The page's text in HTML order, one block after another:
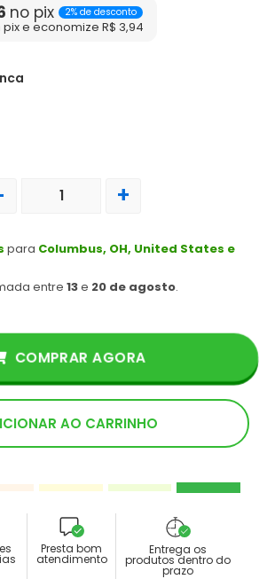
no pix 2% de desconto
e economize R$ 3,94
+
para Columbus, OH, United States e
entre 13e 20 de agosto.
AO CARRINHO
COMPRAR AGORA
Presta bom
atendimento
Entrega os
produtos dentro do
prazo